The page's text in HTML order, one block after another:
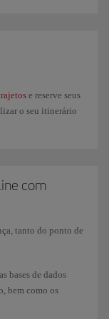
no nosso App.
e reserve seus
o seu itinerário
com
tanto do ponto de
bases de dados
bem como os